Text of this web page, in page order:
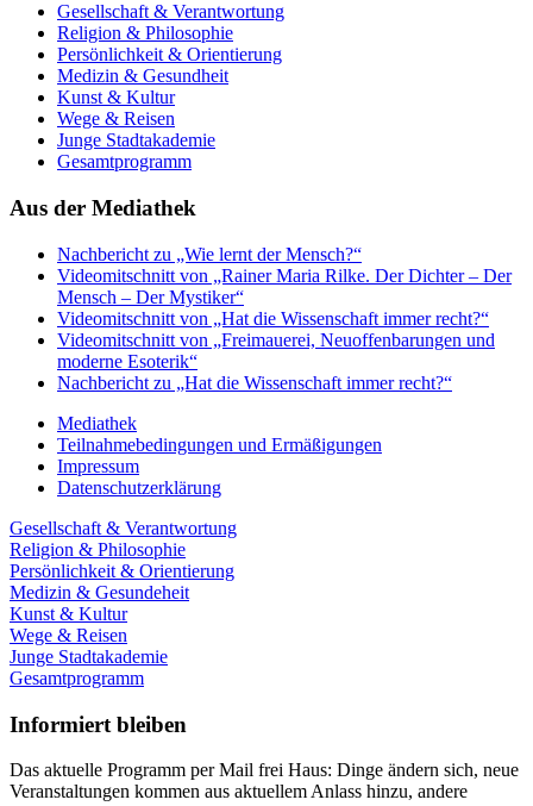
Gesellschaft & Verantwortung
Religion & Philosophie
Persönlichkeit & Orientierung
Medizin & Gesundheit
Kunst & Kultur
Wege & Reisen
Junge Stadtakademie
Gesamtprogramm
Aus der Mediathek
Nachbericht zu „Wie lernt der Mensch?“
Videomitschnitt von „Rainer Maria Rilke. Der Dichter – Der
Mensch – Der Mystiker“
Videomitschnitt von „Hat die Wissenschaft immer recht?“
Videomitschnitt von „Freimauerei, Neuoffenbarungen und
moderne Esoterik“
Nachbericht zu „Hat die Wissenschaft immer recht?“
Mediathek
Teilnahmebedingungen und Ermäßigungen
Impressum
Datenschutzerklärung
Gesellschaft & Verantwortung
Religion & Philosophie
Persönlichkeit & Orientierung
Medizin & Gesundeheit
Kunst & Kultur
Wege & Reisen
Junge Stadtakademie
Gesamtprogramm
Informiert bleiben
Das aktuelle Programm per Mail frei Haus: Dinge ändern sich, neue
Veranstaltungen kommen aus aktuellem Anlass hinzu, andere